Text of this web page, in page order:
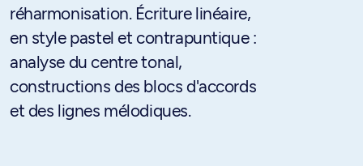
réharmonisation. Écriture linéaire,
en style pastel et contrapuntique :
analyse du centre tonal,
constructions des blocs d'accords
et des lignes mélodiques.